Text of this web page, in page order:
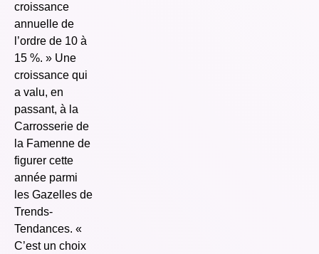
croissance
annuelle de
l’ordre de 10 à
15 %. » Une
croissance qui
a valu, en
passant, à la
Carrosserie de
la Famenne de
figurer cette
année parmi
les Gazelles de
Trends-
Tendances. «
C’est un choix